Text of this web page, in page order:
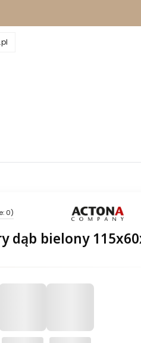
0)
dąb bielony